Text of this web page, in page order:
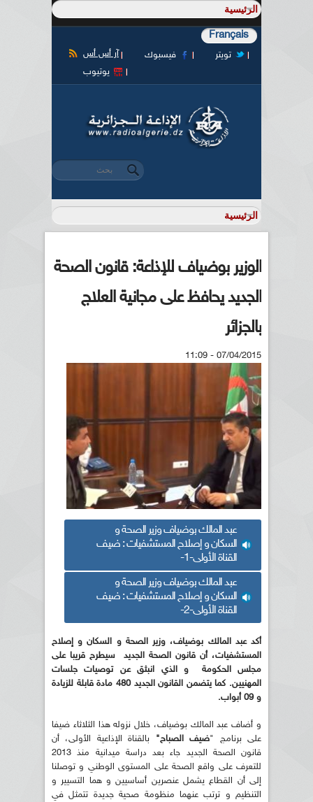
Français
آر أس أس فيسبوك
تويتر
يوتيوب
استمارة البحث
‏بحث ‏
الوزير بوضياف للإذاعة: قانون الصحة
الجديد يحافظ على مجانية العلاج
بالجزائر
07/04/2015 - 11:09
عبد المالك بوضياف وزير الصحة و
السكان و إصلاح المستشفيات : ضيف
القناة الأولى-1-
عبد المالك بوضياف وزير الصحة و
السكان و إصلاح المستشفيات : ضيف
القناة الأولى-2-
أكد عبد المالك بوضياف، وزير الصحة و السكان و إصلاح
المستشفيات، أن قانون الصحة الجديد سيطرح قريبا على
مجلس الحكومة و الذي انبثق عن توصيات جلسات
المهنيين. كما يتضمن القانون الجديد 480 مادة قابلة للزيادة
و 09 أبواب.
و أضاف عبد المالك بوضياف، خلال نزوله هذا الثلاثاء ضيفا
على برنامج "ضيف الصباح" بالقناة الإذاعية الأولى، أن
قانون الصحة الجديد جاء بعد دراسة ميدانية منذ 2013
للتعرف على واقع الصحة على المستوى الوطني و توصلنا
إلى أن القطاع يشمل عنصرين أساسيين و هما التسيير و
التنظيم و ترتب عنهما منظومة صحية جديدة تتمثل في